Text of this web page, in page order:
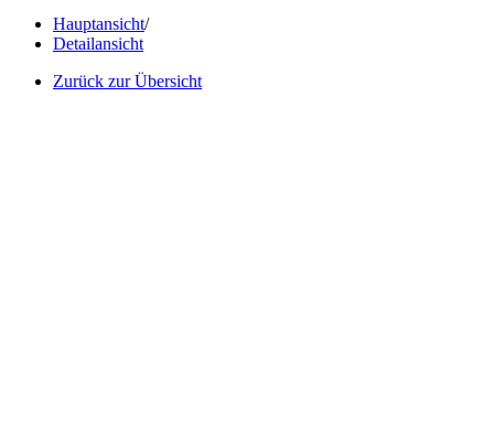
Hauptansicht/
Detailansicht
Zurück zur Übersicht